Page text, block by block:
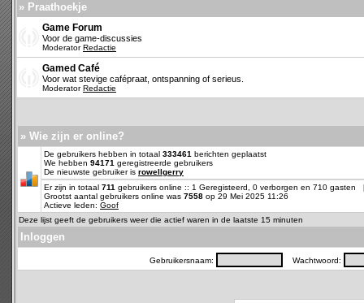
» Praathoekje
Game Forum
Voor de game-discussies
ModeratorRedactie
Gamed Café
Voor wat stevige cafépraat, ontspanning of serieus.
ModeratorRedactie
» Wie zijn er online?
De gebruikers hebben in totaal 333461 berichten geplaatst
We hebben 94171 geregistreerde gebruikers
De nieuwste gebruiker is rowellgerry
Er zijn in totaal 711 gebruikers online :: 1 Geregisteerd, 0 verborgen en 710
Grootst aantal gebruikers online was 7558 op 29 Mei 2025 11:26
Actieve leden: Goof
Deze lijst geeft de gebruikers weer die actief waren in de laatste 15 minuten
Inloggen
Gebruikersnaam: Wachtwoord: